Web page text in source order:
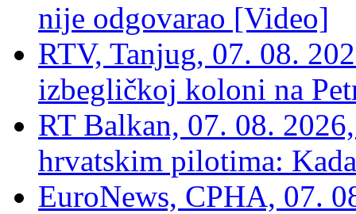
nije odgovarao [Video]
RTV, Tanjug, 07. 08.
izbegličkoj koloni na
RT Balkan, 07. 08.
hrvatskim pilotima:
EuroNews, СРНА, 07.